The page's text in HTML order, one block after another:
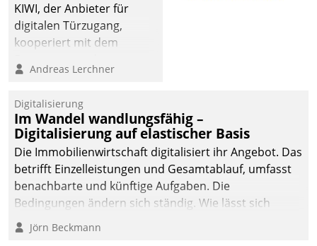
KIWI, der Anbieter für
digitalen Türzugang,
kooperiert mit dem
Softwareentwicklungshaus
Andreas Lerchner
Digitalisierung
Im Wandel wandlungsfähig –
Digitalisierung auf elastischer Basis
Die Immobilienwirtschaft digitalisiert ihr Angebot. Das
betrifft Einzelleistungen und Gesamtablauf, umfasst
benachbarte und künftige Aufgaben. Die
Bedingungen ändern sich ständig. Wie lässt sich
technisch die Kontrolle wahren und zugleich Freiraum
fürs Wachsen öffnen?
Jörn Beckmann